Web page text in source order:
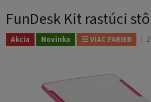
FunDesk Kit rastúci
Akcia Novinka ☰ VIAC FARIEB